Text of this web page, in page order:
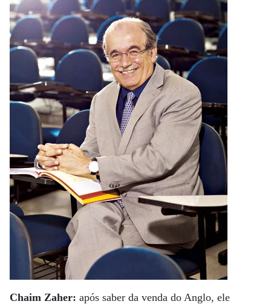
Chaim Zaher: após saber da venda do Anglo, ele